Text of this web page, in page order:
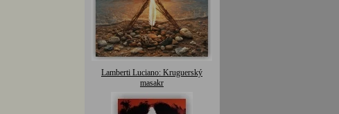
Lamberti Luciano: Kruguerský
masakr